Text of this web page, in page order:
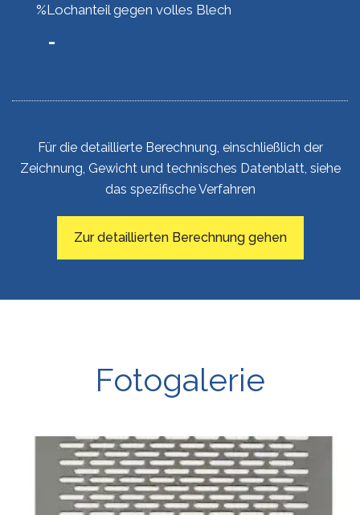
%Lochanteil gegen volles Blech
Für die detaillierte Berechnung, einschließlich der
Zeichnung, Gewicht und technisches Datenblatt, siehe
das spezifische Verfahren
Zur detaillierten Berechnung gehen
Fotogalerie